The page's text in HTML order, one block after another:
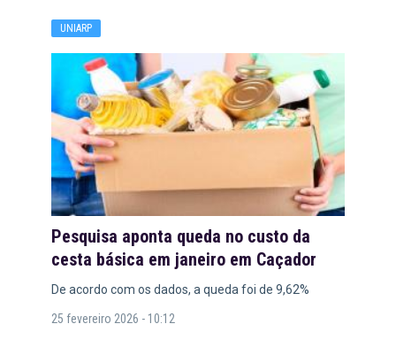
UNIARP
Pesquisa aponta queda no custo da
cesta básica em janeiro em Caçador
De acordo com os dados, a queda foi de 9,62%
25 fevereiro 2026 - 10:12